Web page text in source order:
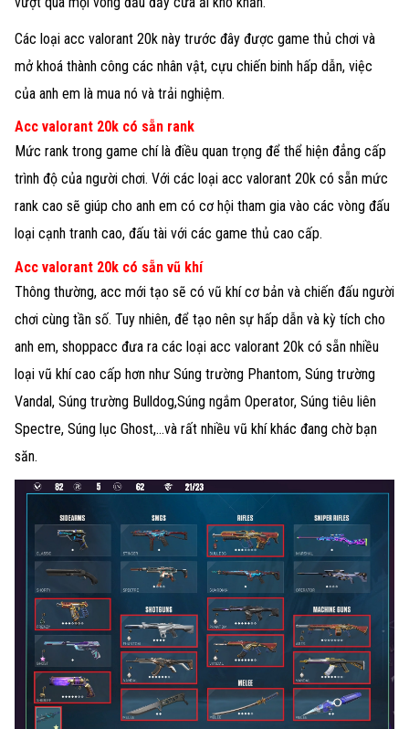
Các loại acc valorant 20k này trước đây được game thủ chơi và
mở khoá thành công các nhân vật, cựu chiến binh hấp dẫn, việc
của anh em là mua nó và trải nghiệm.
Acc valorant 20k có sẵn rank
Mức rank trong game chí là điều quan trọng để thể hiện đẳng cấp
trình độ của người chơi. Với các loại acc valorant 20k có sẵn mức
rank cao sẽ giúp cho anh em có cơ hội tham gia vào các vòng đấu
loại cạnh tranh cao, đấu tài với các game thủ cao cấp.
Acc valorant 20k có sẵn vũ khí
Thông thường, acc mới tạo sẽ có vũ khí cơ bản và chiến đấu người
chơi cùng tần số. Tuy nhiên, để tạo nên sự hấp dẫn và kỳ tích cho
anh em, shoppacc đưa ra các loại acc valorant 20k có sẵn nhiều
loại vũ khí cao cấp hơn như Súng trường Phantom, Súng trường
Vandal, Súng trường Bulldog,Súng ngắm Operator, Súng tiêu liên
Spectre, Súng lục Ghost,...và rất nhiều vũ khí khác đang chờ bạn
săn.